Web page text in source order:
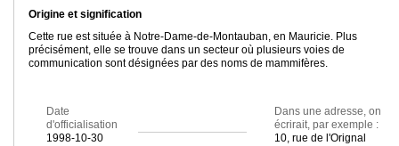
Origine et signification
Cette rue est située à Notre-Dame-de-Montauban, en Mauricie. Plus
précisément, elle se trouve dans un secteur où plusieurs voies de
communication sont désignées par des noms de mammifères.
Date
d'officialisation
1998-10-30
Dans une adresse, on
écrirait, par exemple :
10, rue de l'Orignal